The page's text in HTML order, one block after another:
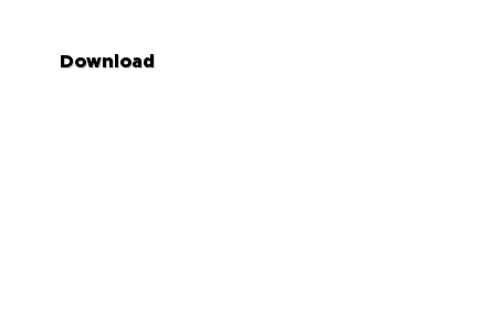
Download